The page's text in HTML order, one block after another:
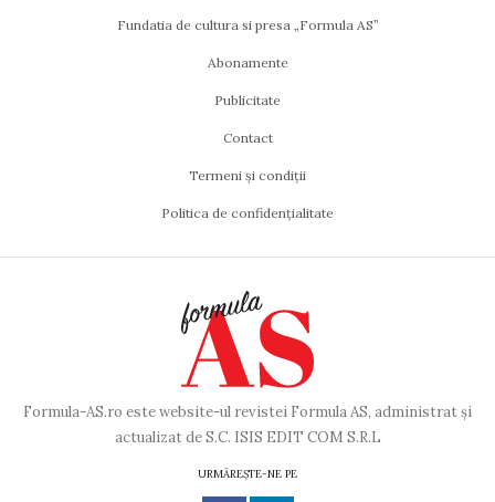
Fundatia de cultura si presa „Formula AS”
Abonamente
Publicitate
Contact
Termeni și condiții
Politica de confidențialitate
Formula-AS.ro este website-ul revistei Formula AS, administrat și
actualizat de S.C. ISIS EDIT COM S.R.L
URMĂREȘTE-NE PE